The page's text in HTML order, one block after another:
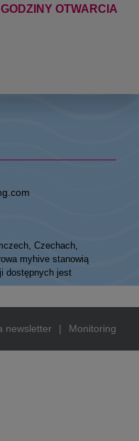
GODZINY OTWARCIA
Czechach,
myhive stanowią
dostępnych jest
newsletter | Monitoring